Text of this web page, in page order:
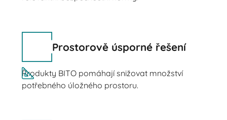
Prostorově úsporné řešení
Produkty BITO pomáhají snižovat množství
potřebného úložného prostoru.